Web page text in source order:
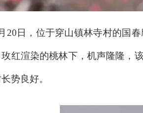
20日，位于穿山镇林寺村的国
红渲染的桃林下，机声隆隆，
势良好。